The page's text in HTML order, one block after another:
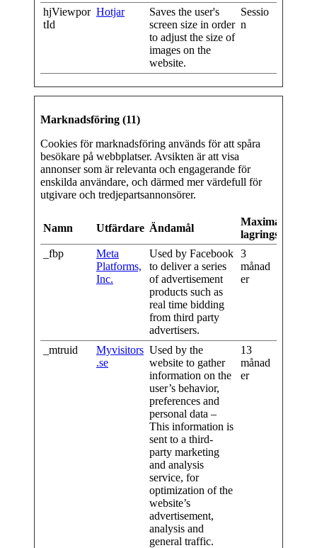
hjViewpor
tId
Hotjar
Saves the user's
screen size in order
to adjust the size of
images on the
website.
Sessio
n
Marknadsföring (11)
Cookies för marknadsföring används för att spåra
besökare på webbplatser. Avsikten är att visa
annonser som är relevanta och engagerande för
enskilda användare, och därmed mer värdefull för
utgivare och tredjepartsannonsörer.
Namn Utfärdare Ändamål
Maximal
lagringstid
_fbp
Meta
Platforms,
Inc.
Used by Facebook
to deliver a series
of advertisement
products such as
real time bidding
from third party
advertisers.
3
månad
er
_mtruid
Myvisitors
.se
Used by the
website to gather
information on the
user’s behavior,
preferences and
personal data –
This information is
sent to a third-
party marketing
and analysis
service, for
optimization of the
website’s
advertisement,
analysis and
general traffic.
13
månad
er